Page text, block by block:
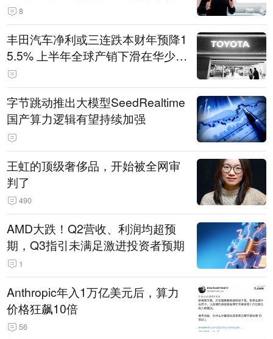
8
丰田汽车净利或三连跌本财年预降1
5.5% 上半年全球产销下滑在华少卖
14.3万辆
字节跳动推出大模型SeedRealtime
国产算力逻辑有望持续加强
王虹的顶级奢侈品，开始被全网审
判了
490
AMD大跌！Q2营收、利润均超预
期，Q3指引未满足激进投资者预期
1
Anthropic年入1万亿美元后，算力
价格狂飙10倍
56